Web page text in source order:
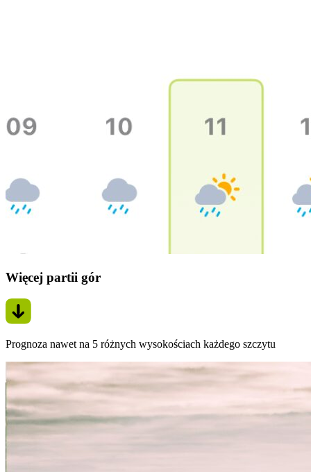
Więcej partii gór
Prognoza nawet na 5 różnych wysokościach każdego szczytu